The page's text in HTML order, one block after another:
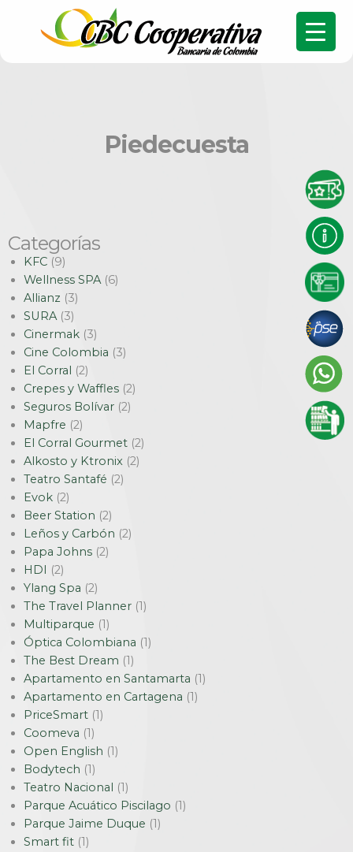
Piedecuesta
Categorías
KFC (9)
Wellness SPA(6)
Allianz (3)
SURA(3)
Cinermak (3)
Cine Colombia (3)
El Corral (2)
Crepes y Waffles (2)
Seguros Bolívar (2)
Mapfre (2)
El Corral Gourmet (2)
Alkosto y Ktronix (2)
Teatro Santafé (2)
Evok (2)
Beer Station (2)
Leños y Carbón (2)
Papa Johns (2)
HDI (2)
Ylang Spa (2)
The Travel Planner (1)
Multiparque (1)
Óptica Colombiana (1)
The Best Dream (1)
Apartamento en Santamarta (1)
Apartamento en Cartagena (1)
PriceSmart (1)
Coomeva (1)
Open English (1)
Bodytech (1)
Teatro Nacional (1)
Parque Acuático Piscilago (1)
Parque Jaime Duque (1)
Smart fit (1)